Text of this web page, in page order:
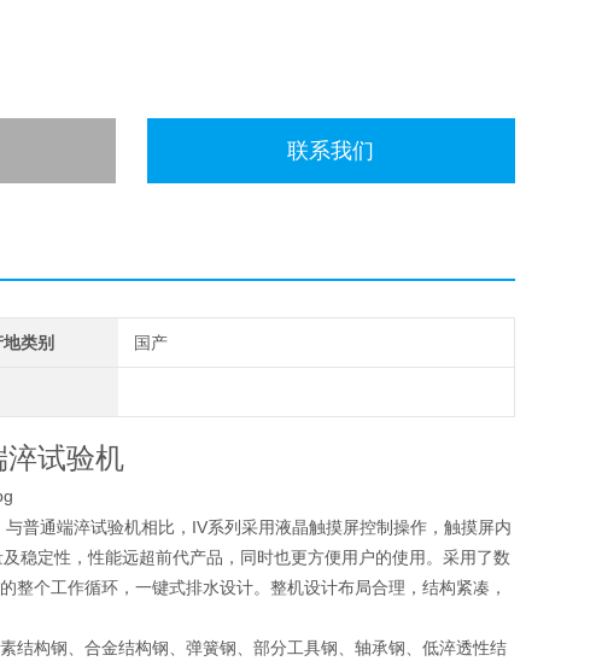
联系我们
地类别 国产
淬试验机
普通端淬试验机相比，IV系列采用液晶触摸屏控制操作，触摸屏内
稳定性，性能远超前代产品，同时也更方便用户的使用。采用了数
个工作循环，一键式排水设计。整机设计布局合理，结构紧凑，
结构钢、合金结构钢、弹簧钢、部分工具钢、轴承钢、低淬透性结